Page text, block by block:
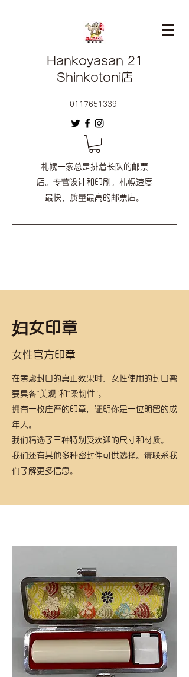
Hankoyasan 21
Shinkotoni店
0117651339
札幌一家总是排着长队的邮票
店。专营设计和印刷。札幌速度
最快、质量最高的邮票店。
妇女印章
女性官方印章
在考虑封口的真正效果时，女性使用的封口需
要具备“美观”和“柔韧性”。
拥有一枚庄严的印章，证明你是一位明智的成
年人。
我们精选了三种特别受欢迎的尺寸和材质。
我们还有其他多种密封件可供选择。请联系我
们了解更多信息。